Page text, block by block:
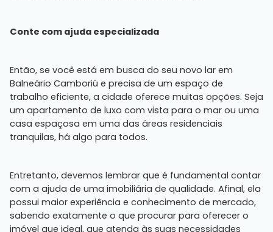
Conte com ajuda especializada
Então, se você está em busca do seu novo lar em
Balneário Camboriú e precisa de um espaço de
trabalho eficiente, a cidade oferece muitas opções. Seja
um apartamento de luxo com vista para o mar ou uma
casa espaçosa em uma das áreas residenciais
tranquilas, há algo para todos.
Entretanto, devemos lembrar que é fundamental contar
com a ajuda de uma imobiliária de qualidade. Afinal, ela
possui maior experiência e conhecimento de mercado,
sabendo exatamente o que procurar para oferecer o
imóvel que ideal, que atenda às suas necessidades